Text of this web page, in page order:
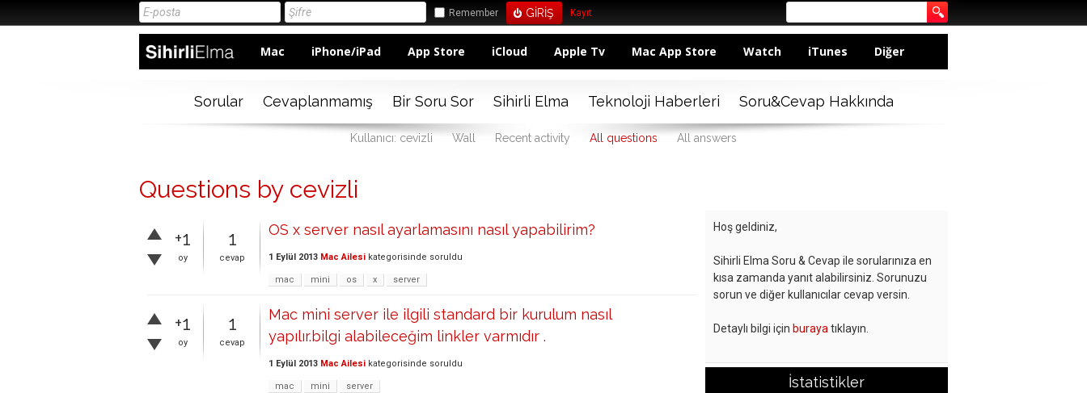
Remember Kayıt
Mac iPhone/iPad App Store iCloud Apple Tv Mac App Store Watch iTunes Diğer
Sorular Cevaplanmamış Bir Soru Sor Sihirli Elma Teknoloji Haberleri Soru&Cevap Hakkında
Kullanıcı: cevizli Wall Recent activity All questions All answers
Questions by cevizli
+1
oy
1
cevap
OS x server nasıl ayarlamasını nasıl yapabilirim?
1 Eylül 2013 Mac Ailesi kategorisinde soruldu
mac mini os x server
+1
oy
1
cevap
Mac mini server ile ilgili standard bir kurulum nasıl
yapılır.bilgi alabileceğim linkler varmıdır .
1 Eylül 2013 Mac Ailesi kategorisinde soruldu
mac mini server
Hoş geldiniz,
Sihirli Elma Soru & Cevap ile sorularınıza en
kısa zamanda yanıt alabilirsiniz. Sorunuzu
sorun ve diğer kullanıcılar cevap versin.
Detaylı bilgi için buraya tıklayın.
İstatistikler